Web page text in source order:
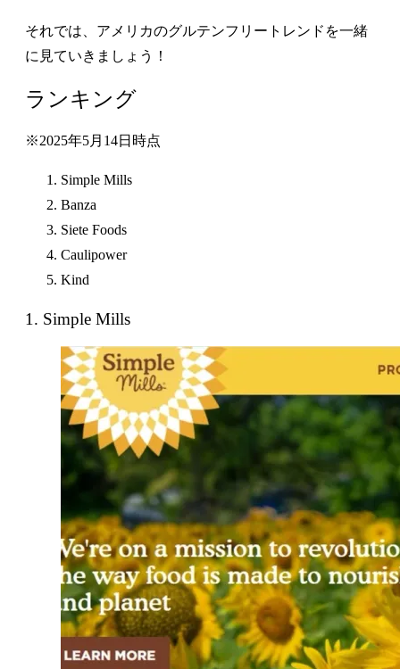
それでは、アメリカのグルテンフリートレンドを一緒
に見ていきましょう！
ランキング
※2025年5月14日時点
Simple Mills
Banza
Siete Foods
Caulipower
Kind
1. Simple Mills